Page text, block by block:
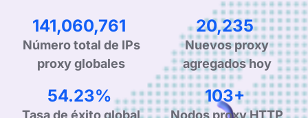
246,782,089
Número total de IPs
proxy globales
35,231
Nuevos proxy
agregados hoy
94.41%
Tasa de éxito global
179+
Nodos proxy HTTP